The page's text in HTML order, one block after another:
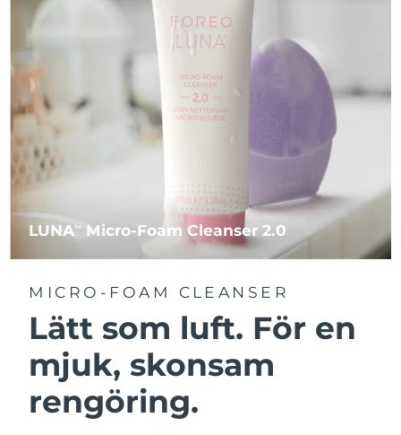
LUNATM Micro-Foam Cleanser 2.0
MICRO-FOAM CLEANSER
Lätt som luft. För en
mjuk, skonsam
rengöring.